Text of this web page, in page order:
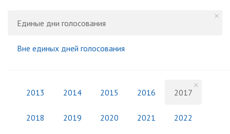
Единые дни голосования
Вне единых дней голосования
2013 2014 2015 2016 2017
2018 2019 2020 2021 2022